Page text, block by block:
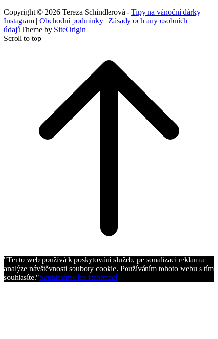
Copyright © 2026 Tereza Schindlerová - Tipy na vánoční dárky |
Instagram | Obchodní podmínky | Zásady ochrany osobních
údajůTheme by SiteOrigin
Scroll to top
"Tento web používá k poskytování služeb, personalizaci reklam a
analýze návštěvnosti soubory cookie. Používáním tohoto webu s tím
souhlasíte."SouhlasímVíce informací